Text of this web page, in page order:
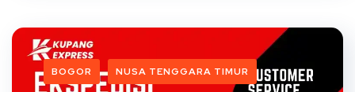
BOGOR NUSA TENGGARA TIMUR